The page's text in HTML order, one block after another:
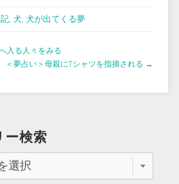
, 犬, 犬が出てくる夢
入る人々をみる
＜夢占い＞母親にTシャツを指摘される →
ー検索